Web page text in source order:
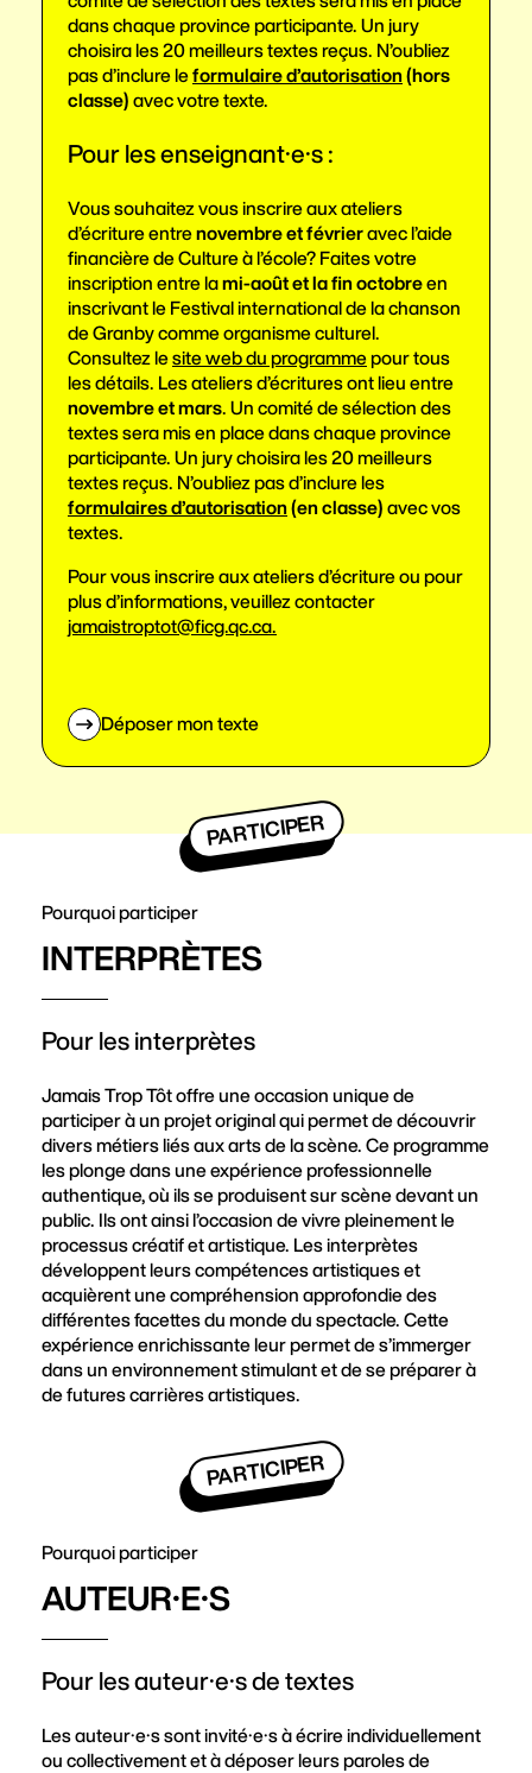
dans chaque province participante. Un jury
choisira les 20 meilleurs textes reçus. N’oubliez
pas d’inclure leformulaire d’autorisation(hors
classe) avec votre texte.
Pour les enseignant·e·s :
Vous souhaitez vous inscrire aux ateliers
d’écriture entrenovembre et févrieravec l’aide
financière de Culture à l’école? Faites votre
inscription entre lami-août et la fin octobreen
inscrivant le Festival international de la chanson
de Granby comme organisme culturel.
Consultez lesite web du programmepour tous
les détails. Les ateliers d’écritures ont lieu entre
novembre et mars . Un comité de sélection des
textes sera mis en place dans chaque province
participante. Un jury choisira les 20 meilleurs
textes reçus. N’oubliez pas d’inclure les
formulaires d’autorisation(en classe) avec vos
textes.
Pour vous inscrire aux ateliers d’écriture ou pour
plus d’informations, veuillez contacter
jamaistroptot@ficg.qc.ca.
Déposer mon texte
PARTICIPER
Pourquoi participer
INTERPRÈTES
Pour les interprètes
Jamais Trop Tôt offre une occasion unique de
participer à un projet original qui permet de découvrir
divers métiers liés aux arts de la scène. Ce programme
les plonge dans une expérience professionnelle
authentique, où ils se produisent sur scène devant un
public. Ils ont ainsi l’occasion de vivre pleinement le
processus créatif et artistique. Les interprètes
développent leurs compétences artistiques et
acquièrent une compréhension approfondie des
différentes facettes du monde du spectacle. Cette
expérience enrichissante leur permet de s’immerger
dans un environnement stimulant et de se préparer à
de futures carrières artistiques.
PARTICIPER
Pourquoi participer
AUTEUR·E·S
Pour les auteur·e·s de textes
Les auteur·e·s sont invité·e·s à écrire individuellement
ou collectivement et à déposer leurs paroles de